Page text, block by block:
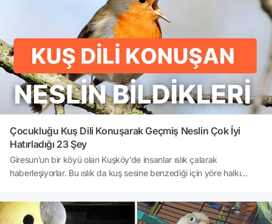
Çocukluğu Kuş Dili Konuşarak Geçmiş Neslin Çok İyi
Hatırladığı 23 Şey
Giresun’un bir köyü olan Kuşköy’de insanlar ıslık çalarak
haberleşiyorlar. Bu ıslık da kuş sesine benzediği için yöre halkı
olduğu bilinen Kuş dili klasik bir Karadeniz köyü olan Kuşköy’ün
dünya çapında tanınmasına büyük katkı sağlıyor.Kuş dili konuşan